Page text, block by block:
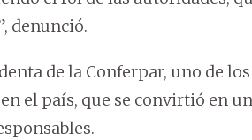
denunció.
de la Conferpar, uno de
el país, que se convirtió en